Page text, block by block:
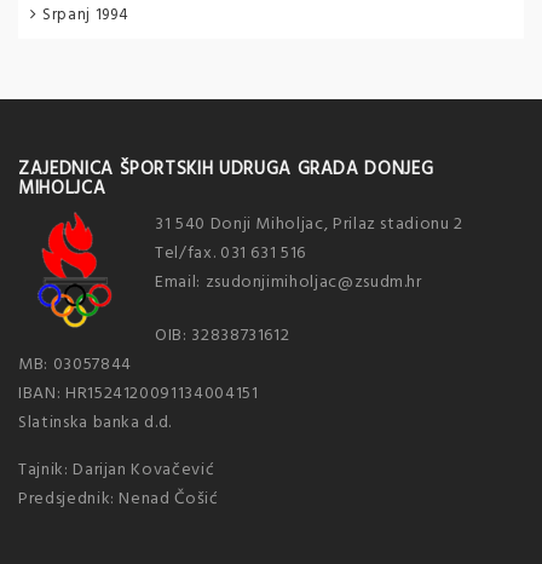
Srpanj 1994
ZAJEDNICA ŠPORTSKIH UDRUGA GRADA DONJEG
MIHOLJCA
31 540 Donji Miholjac, Prilaz stadionu 2
Tel/fax. 031 631 516
Email: zsudonjimiholjac@zsudm.hr
OIB: 32838731612
MB: 03057844
IBAN: HR1524120091134004151
Slatinska banka d.d.
Tajnik: Darijan Kovačević
Predsjednik: Nenad Čošić